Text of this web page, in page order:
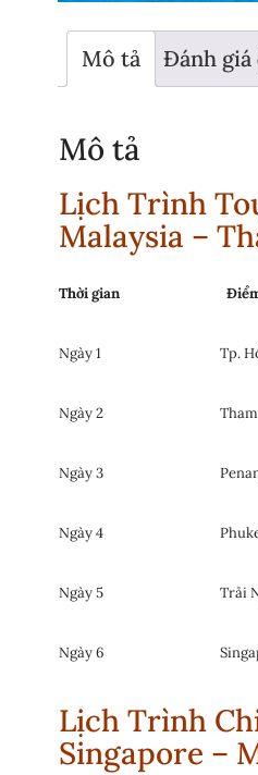
Mô tả Đánh giá
Mô tả
Lịch Trình
Malaysia –
Thời gian
Ngày 1 Tp.
Ngày 2
Ngày 3
Ngày 4
Ngày 5 Trải
Ngày 6
Lịch Trình
Singapore –